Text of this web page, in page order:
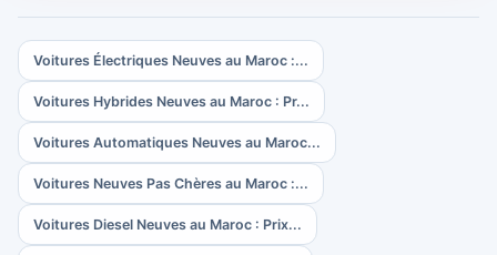
Voitures Électriques Neuves au Maroc :...
Voitures Hybrides Neuves au Maroc : Pr...
Voitures Automatiques Neuves au Maroc...
Voitures Neuves Pas Chères au Maroc :...
Voitures Diesel Neuves au Maroc : Prix...